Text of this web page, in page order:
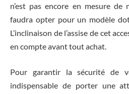
n’est pas encore en mesure
faudra opter pour un modèle
L’inclinaison de l’assise de cet
en compte avant tout achat.
Pour garantir la sécurité de
indispensable de porter une